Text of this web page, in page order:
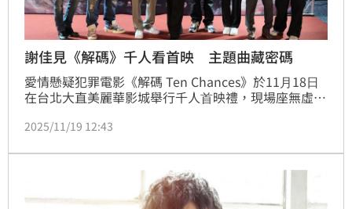
謝佳見《解碼》千人看首映 主題曲藏密碼
愛情懸疑犯罪電影《解碼 Ten Chances》於11⽉18⽇
在台北⼤直美麗華影城舉⾏千⼈⾸映禮，現場座無虛
先觀賞。演員紅毯一登場，謝佳見與葛兆恩的粉絲兩派
包括 吳沐玹 許嘉蓉等，吳沐玹笑說：「原本以為全程
走懸疑路線，結果後面太多笑點，我被嚇到又被逗
2025/11/19 12:43